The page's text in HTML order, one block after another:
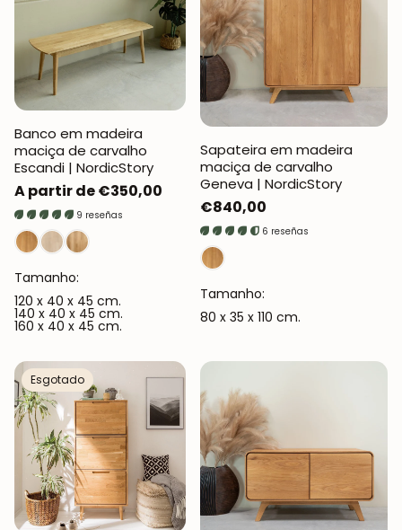
Banco em madeira
maciça de carvalho
Escandi | NordicStory
Preço
normal
A partir de €350,00
9 reseñas
Tamanho:
120 x 40 x 45 cm.
140 x 40 x 45 cm.
160 x 40 x 45 cm.
Sapateira em madeira
maciça de carvalho
Geneva | NordicStory
Preço
normal
€840,00
6 reseñas
Tamanho:
80 x 35 x 110 cm.
Esgotado